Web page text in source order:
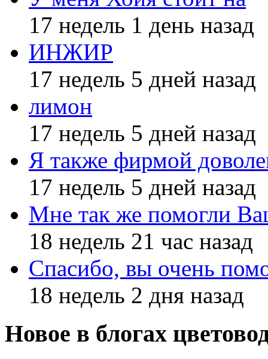
17 недель 1 день назад
ИНЖИР
17 недель 5 дней назад
лимон
17 недель 5 дней назад
Я также фирмой
17 недель 5 дней назад
Мне так же помогли
18 недель 21 час назад
Спасибо, вы очень
18 недель 2 дня назад
Новое в блогах